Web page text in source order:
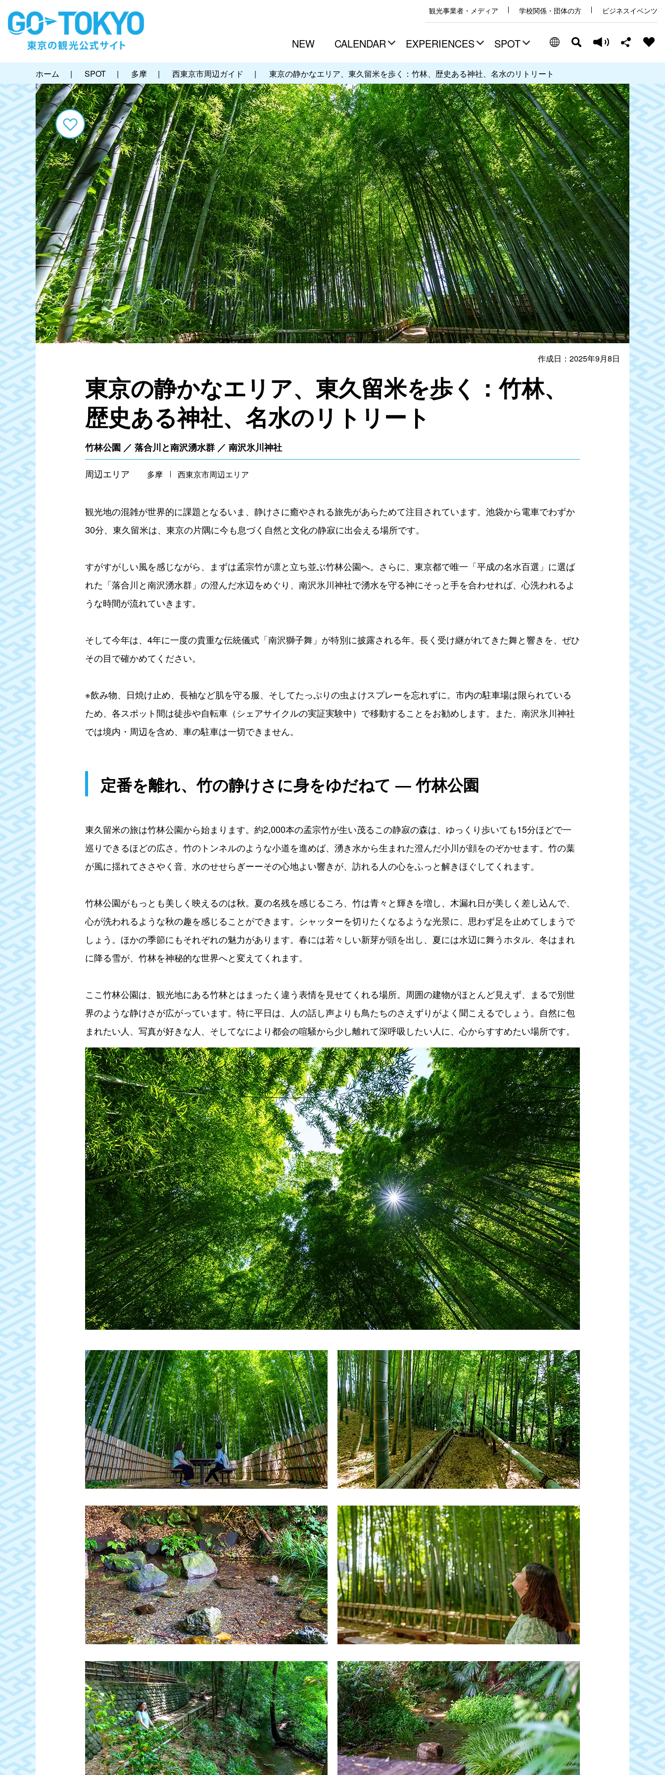
観光事業者・メディア 学校関係・団体の方 ビジネスイベンツ
NEW CALENDAR EXPERIENCES SPOT
ホーム | SPOT | 多摩 | 西東京市周辺ガイド | 東京の静かなエリア、東久留米を歩く：竹林、歴史ある神社、名水のリトリート
作成日：2025年9月8日
東京の静かなエリア、東久留米を歩く：竹林、
歴史ある神社、名水のリトリート
竹林公園 ／ 落合川と南沢湧水群 ／ 南沢氷川神社
周辺エリア 多摩 西東京市周辺エリア
観光地の混雑が世界的に課題となるいま、静けさに癒やされる旅先があらためて注目されています。池袋から電車でわずか
30分、東久留米は、東京の片隅に今も息づく自然と文化の静寂に出会える場所です。
すがすがしい風を感じながら、まずは孟宗竹が凛と立ち並ぶ竹林公園へ。さらに、東京都で唯一「平成の名水百選」に選ば
れた「落合川と南沢湧水群」の澄んだ水辺をめぐり、南沢氷川神社で湧水を守る神にそっと手を合わせれば、心洗われるよ
うな時間が流れていきます。
そして今年は、4年に一度の貴重な伝統儀式「南沢獅子舞」が特別に披露される年。長く受け継がれてきた舞と響きを、ぜひ
その目で確かめてください。
※飲み物、日焼け止め、長袖など肌を守る服、そしてたっぷりの虫よけスプレーを忘れずに。市内の駐車場は限られている
ため、各スポット間は徒歩や自転車（シェアサイクルの実証実験中）で移動することをお勧めします。また、南沢氷川神社
では境内・周辺を含め、車の駐車は一切できません。
定番を離れ、竹の静けさに身をゆだねて ― 竹林公園
東久留米の旅は竹林公園から始まります。約2,000本の孟宗竹が生い茂るこの静寂の森は、ゆっくり歩いても15分ほどで一
巡りできるほどの広さ。竹のトンネルのような小道を進めば、湧き水から生まれた澄んだ小川が顔をのぞかせます。竹の葉
が風に揺れてささやく音、水のせせらぎーーその心地よい響きが、訪れる人の心をふっと解きほぐしてくれます。
竹林公園がもっとも美しく映えるのは秋。夏の名残を感じるころ、竹は青々と輝きを増し、木漏れ日が美しく差し込んで、
心が洗われるような秋の趣を感じることができます。シャッターを切りたくなるような光景に、思わず足を止めてしまうで
しょう。ほかの季節にもそれぞれの魅力があります。春には若々しい新芽が頭を出し、夏には水辺に舞うホタル、冬はまれ
に降る雪が、竹林を神秘的な世界へと変えてくれます。
ここ竹林公園は、観光地にある竹林とはまったく違う表情を見せてくれる場所。周囲の建物がほとんど見えず、まるで別世
界のような静けさが広がっています。特に平日は、人の話し声よりも鳥たちのさえずりがよく聞こえるでしょう。自然に包
まれたい人、写真が好きな人、そしてなにより都会の喧騒から少し離れて深呼吸したい人に、心からすすめたい場所です。